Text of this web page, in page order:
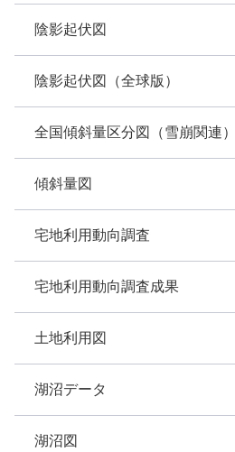
陰影起伏図
陰影起伏図（全球版）
全国傾斜量区分図（雪崩関連）
傾斜量図
宅地利用動向調査
宅地利用動向調査成果
土地利用図
湖沼データ
湖沼図